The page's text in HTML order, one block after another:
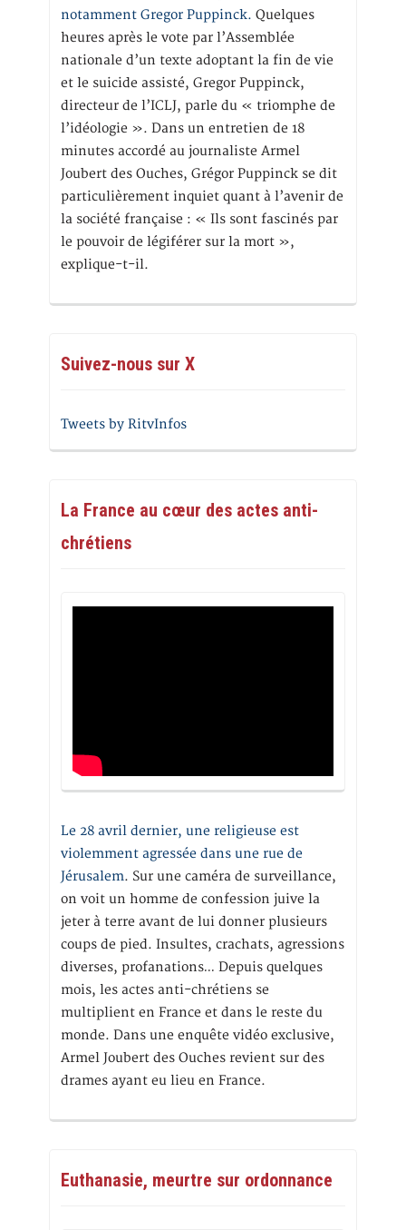
notamment Gregor Puppinck. Quelques
heures après le vote par l’Assemblée
nationale d’un texte adoptant la fin de vie
et le suicide assisté, Gregor Puppinck,
directeur de l’ICLJ, parle du « triomphe de
l’idéologie ». Dans un entretien de 18
minutes accordé au journaliste Armel
Joubert des Ouches, Grégor Puppinck se dit
particulièrement inquiet quant à l’avenir de
la société française : « Ils sont fascinés par
le pouvoir de légiférer sur la mort »,
explique-t-il.
Suivez-nous sur X
Tweets by RitvInfos
La France au cœur des actes anti-
chrétiens
Le 28 avril dernier, une religieuse est
violemment agressée dans une rue de
Jérusalem. Sur une caméra de surveillance,
on voit un homme de confession juive la
jeter à terre avant de lui donner plusieurs
coups de pied. Insultes, crachats, agressions
diverses, profanations… Depuis quelques
mois, les actes anti-chrétiens se
multiplient en France et dans le reste du
monde. Dans une enquête vidéo exclusive,
Armel Joubert des Ouches revient sur des
drames ayant eu lieu en France.
Euthanasie, meurtre sur ordonnance